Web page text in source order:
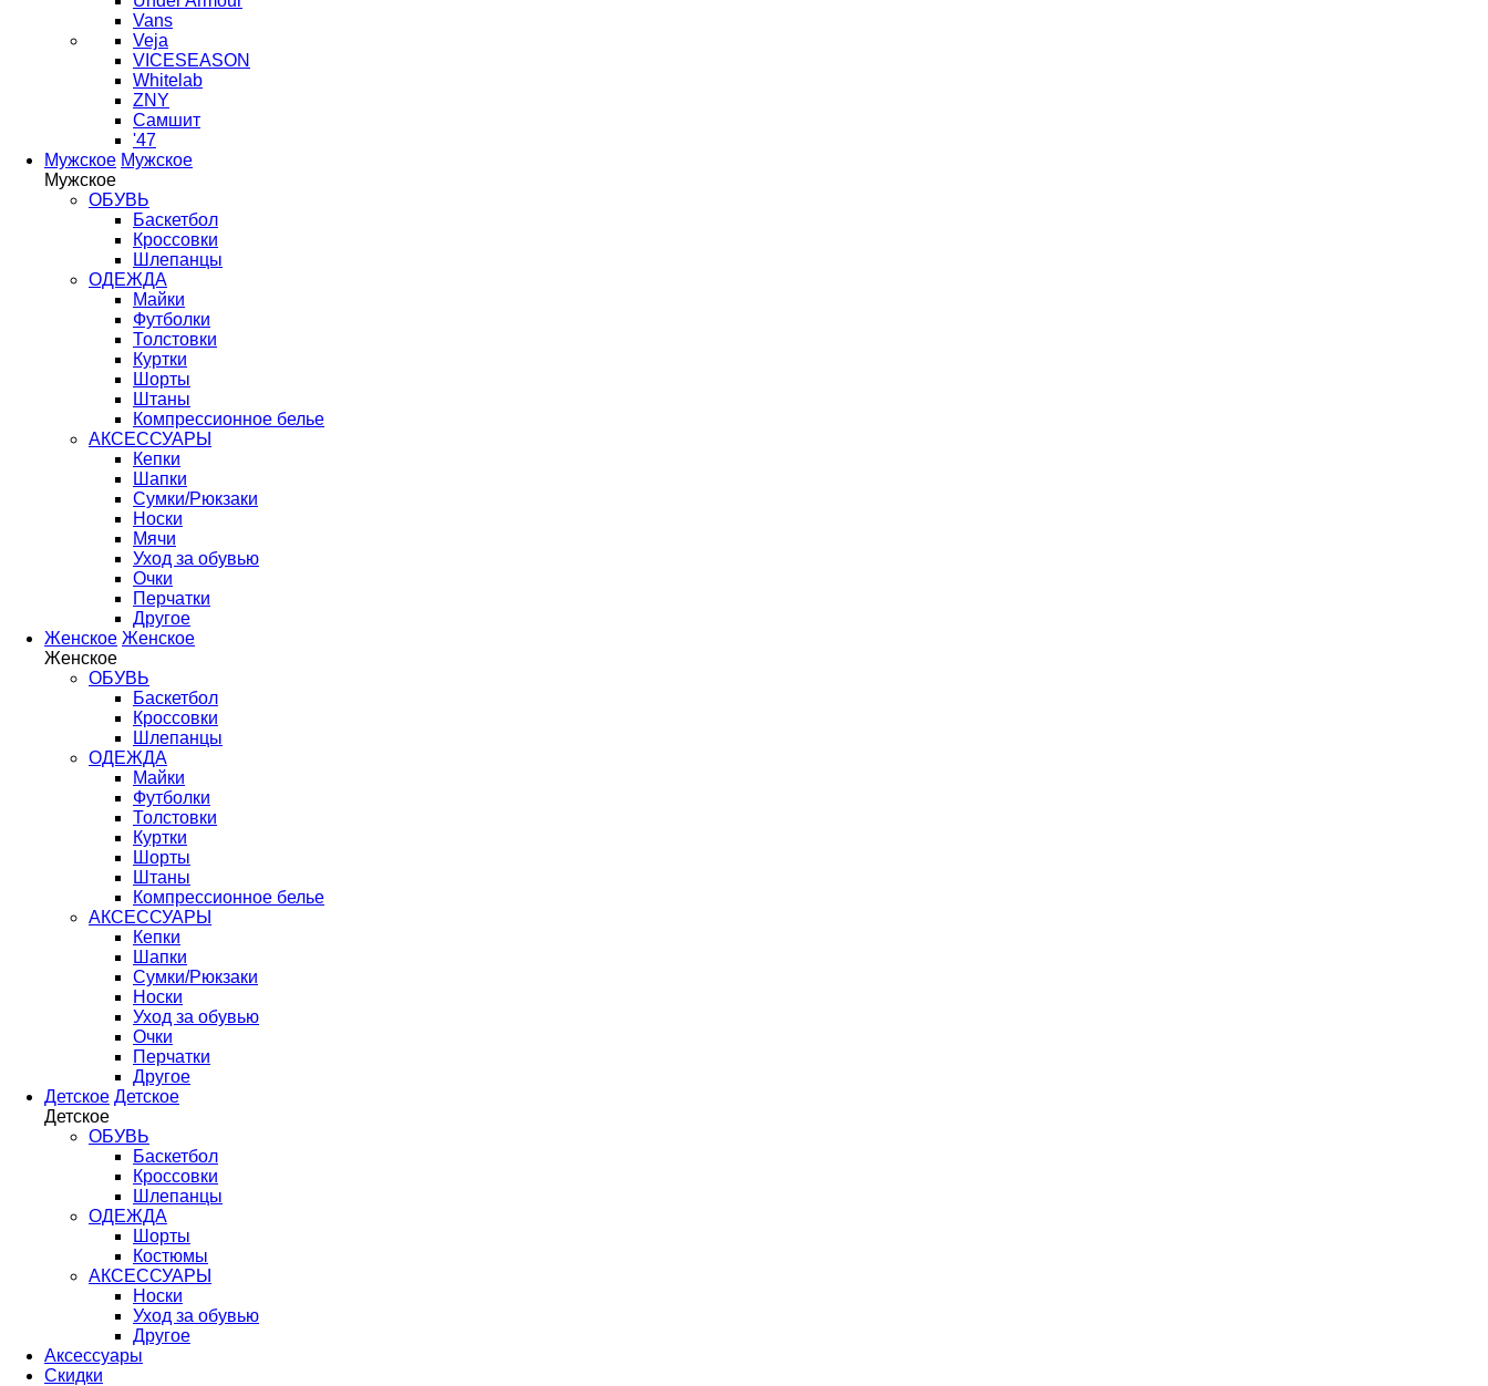
Vans
Veja
VICESEASON
Whitelab
ZNY
Самшит
'47
Мужское Мужское
Мужское
ОБУВЬ
Баскетбол
Кроссовки
Шлепанцы
ОДЕЖДА
Майки
Футболки
Толстовки
Куртки
Шорты
Штаны
Компрессионное белье
АКСЕССУАРЫ
Кепки
Шапки
Сумки/Рюкзаки
Носки
Мячи
Уход за обувью
Очки
Перчатки
Другое
Женское Женское
Женское
ОБУВЬ
Баскетбол
Кроссовки
Шлепанцы
ОДЕЖДА
Майки
Футболки
Толстовки
Куртки
Шорты
Штаны
Компрессионное белье
АКСЕССУАРЫ
Кепки
Шапки
Сумки/Рюкзаки
Носки
Уход за обувью
Очки
Перчатки
Другое
Детское Детское
Детское
ОБУВЬ
Баскетбол
Кроссовки
Шлепанцы
ОДЕЖДА
Шорты
Костюмы
АКСЕССУАРЫ
Носки
Уход за обувью
Другое
Аксессуары
Скидки